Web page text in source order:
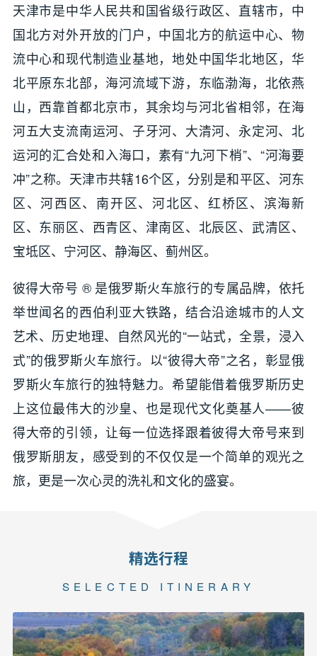
天津市是中华人民共和国省级行政区、直辖市，中
国北方对外开放的门户，中国北方的航运中心、物
流中心和现代制造业基地，地处中国华北地区，华
北平原东北部，海河流域下游，东临渤海，北依燕
山，西靠首都北京市，其余均与河北省相邻，在海
河五大支流南运河、子牙河、大清河、永定河、北
运河的汇合处和入海口，素有“九河下梢”、“河海要
冲”之称。天津市共辖16个区，分别是和平区、河东
区、河西区、南开区、河北区、红桥区、滨海新
区、东丽区、西青区、津南区、北辰区、武清区、
宝坻区、宁河区、静海区、蓟州区。
彼得大帝号 ® 是俄罗斯火车旅行的专属品牌，依托
举世闻名的西伯利亚大铁路，结合沿途城市的人文
艺术、历史地理、自然风光的“一站式，全景，浸入
式”的俄罗斯火车旅行。以“彼得大帝”之名，彰显俄
罗斯火车旅行的独特魅力。希望能借着俄罗斯历史
上这位最伟大的沙皇、也是现代文化奠基人——彼
得大帝的引领，让每一位选择跟着彼得大帝号来到
俄罗斯朋友，感受到的不仅仅是一个简单的观光之
旅，更是一次心灵的洗礼和文化的盛宴。
精选行程
SELECTED ITINERARY